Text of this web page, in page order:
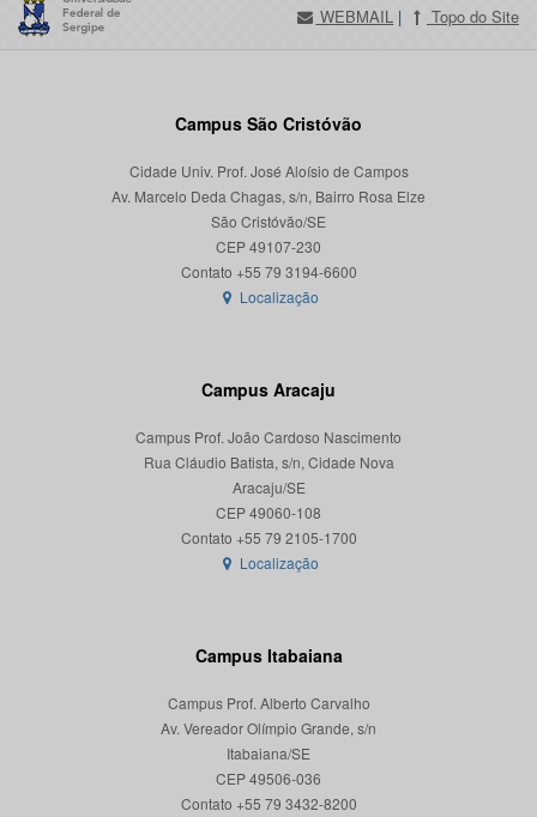
WEBMAIL | Topo do Site
Campus São Cristóvão
Cidade Univ. Prof. José Aloísio de Campos
Av. Marcelo Deda Chagas, s/n, Bairro Rosa Elze
São Cristóvão/SE
CEP 49107-230
Localização
Campus Aracaju
Campus Prof. João Cardoso Nascimento
Rua Cláudio Batista, s/n, Cidade Nova
Aracaju/SE
CEP 49060-108
Localização
Campus Itabaiana
Campus Prof. Alberto Carvalho
Av. Vereador Olímpio Grande, s/n
Itabaiana/SE
CEP 49506-036